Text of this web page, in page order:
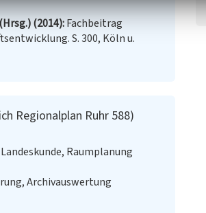
(2014) Fachbeitrag
S. 300, Köln u.
Regionalplan Ruhr 588)
Raumplanung
Archivauswertung